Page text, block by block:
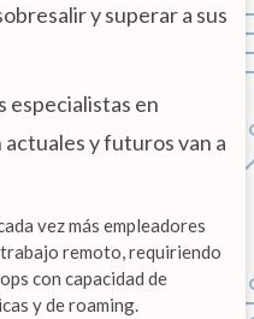
y superar a sus
especialistas en
y futuros van a
vez más empleadores
remoto, requiriendo
con capacidad de
y de roaming.